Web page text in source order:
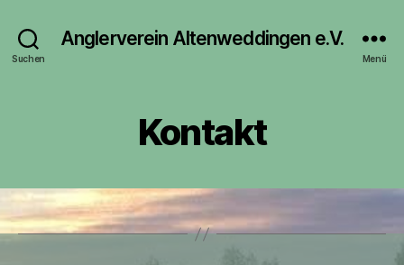
Suchen
Anglerverein Altenweddingen e.V.
Menü
Kontakt